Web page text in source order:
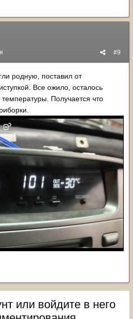
#9
родную, поставил от
Все ожило, осталось
Получается что
или войдите в него